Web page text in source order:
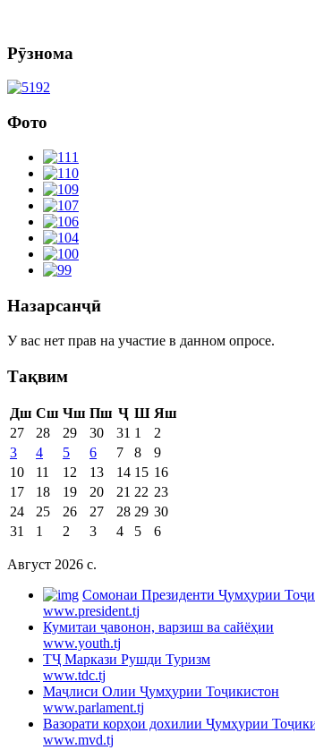
Рӯзнома
Фото
Назарсанҷӣ
У вас нет прав на участие в данном опросе.
Тақвим
Дш Сш Чш Пш Ҷ Ш Яш
27
28 29 30 31 1
2
3
4 5 6 7 8
9
10
11 12 13 14 15 16
17
18 19 20 21 22 23
24
25 26 27 28 29 30
31
1 2 3 4 5 6
Август 2026 c.
Cомонаи Президенти Ҷумҳурии
www.president.tj
Кумитаи ҷавонон, варзиш ва сайёҳии
www.youth.tj
ТҶ Маркази Рушди Туризм
www.tdc.tj
Маҷлиси Олии Ҷумҳурии Тоҷикистон
www.parlament.tj
Вазорати корҳои дохилии Ҷумҳурии
www.mvd.tj